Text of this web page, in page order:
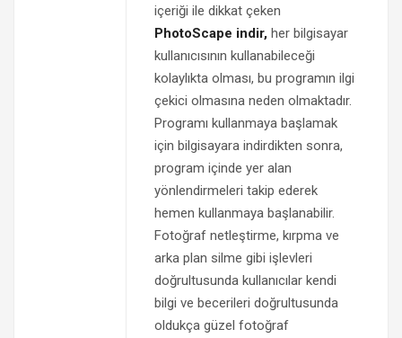
içeriği ile dikkat çeken
PhotoScape indir,her bilgisayar
kullanıcısının kullanabileceği
kolaylıkta olması, bu programın ilgi
çekici olmasına neden olmaktadır.
Programı kullanmaya başlamak
için bilgisayara indirdikten sonra,
program içinde yer alan
yönlendirmeleri takip ederek
hemen kullanmaya başlanabilir.
Fotoğraf netleştirme, kırpma ve
arka plan silme gibi işlevleri
doğrultusunda kullanıcılar kendi
bilgi ve becerileri doğrultusunda
oldukça güzel fotoğraf